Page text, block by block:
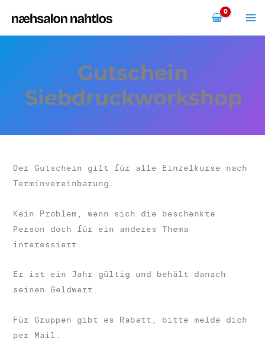
Inhalt
springen
Gutschein
Siebdruckworkshop
Der Gutschein gilt für alle Einzelkurse nach
Terminvereinbarung.
Kein Problem, wenn sich die beschenkte
Person doch für ein anderes Thema
interessiert.
Er ist ein Jahr gültig und behält danach
seinen Geldwert.
Für Gruppen gibt es Rabatt, bitte melde dich
per Mail.